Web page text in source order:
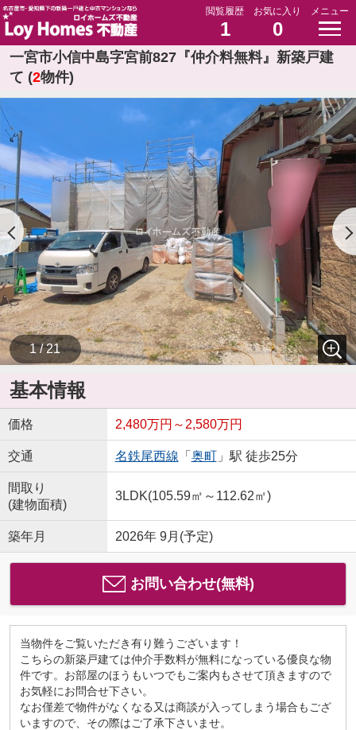
閲覧履歴
1
お気に入り
0
メニュー
一宮市小信中島字宮前827『仲介料無料』新築戸建
て (2物件)
1 / 21
基本情報
価格 2,480万円～2,580万円
交通 名鉄尾西線 「 奥町」駅 徒歩25分
間取り
(建物面積)
3LDK(105.59㎡～112.62㎡)
築年月 2026年 9月(予定)
お問い合わせ(無料)
当物件をご覧いただき有り難うございます！
こちらの新築戸建ては仲介手数料が無料になっている優良な物
件です。お部屋のほうもいつでもご案内もさせて頂きますので
お気軽にお問合せ下さい。
なお僅差で物件がなくなる又は商談が入ってしまう場合もござ
いますので、その際はご了承下さいませ。